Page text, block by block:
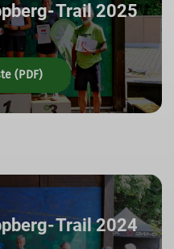
Trail 2025
(PDF)
Trail 2024